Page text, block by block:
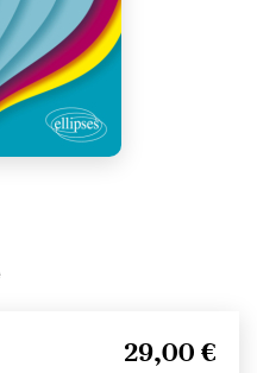
29,00 €